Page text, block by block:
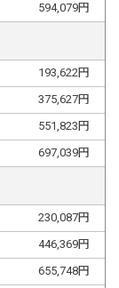
594,079円
193,622円
375,627円
551,823 円
697,039円
230,087円
446,369円
655,748円